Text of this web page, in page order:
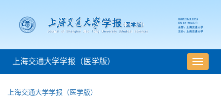
导
航
上海交通大学学报（医学版）
上海交通大学学报（医学版）